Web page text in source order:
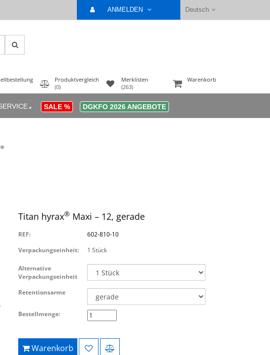
Deutsch
ANMELDEN
Warenkorb
Merklisten
(263)
Produktvergleich
(0)
SALE % DGKFO 2026 ANGEBOTE
®
Titan hyrax® Maxi – 12, gerade
REF:
602-810-10
Verpackungseinheit:
1 Stück
Alternative
Verpackungseinheit
Retentionsarme
Bestellmenge:
Warenkorb